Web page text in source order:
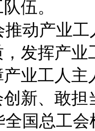
伍。
推动产业
发挥产
业工人
新、敢
全国总工